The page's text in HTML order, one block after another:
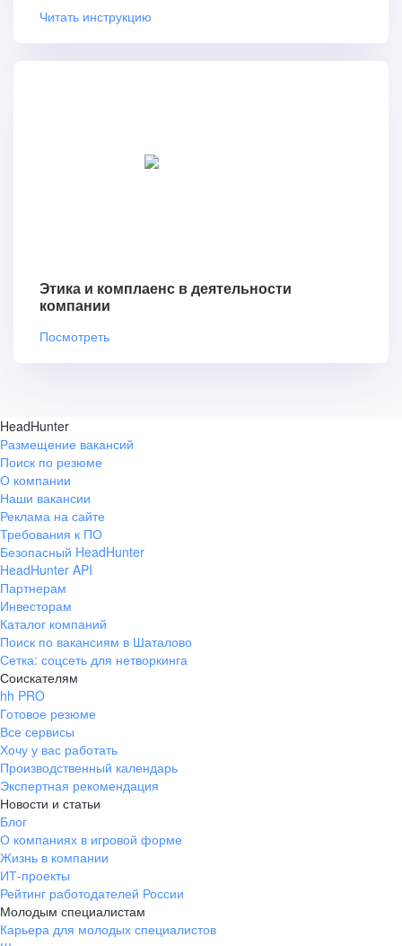
Читать инструкцию
Этика и комплаенс в деятельности
компании
Посмотреть
HeadHunter
Размещение вакансий
Поиск по резюме
О компании
Наши вакансии
Реклама на сайте
Требования к ПО
Безопасный HeadHunter
HeadHunter API
Партнерам
Инвесторам
Каталог компаний
Поиск по вакансиям в Шаталово
Сетка: соцсеть для нетворкинга
Соискателям
hh PRO
Готовое резюме
Все сервисы
Хочу у вас работать
Производственный календарь
Экспертная рекомендация
Новости и статьи
Блог
О компаниях в игровой форме
Жизнь в компании
ИТ-проекты
Рейтинг работодателей России
Молодым специалистам
Карьера для молодых специалистов